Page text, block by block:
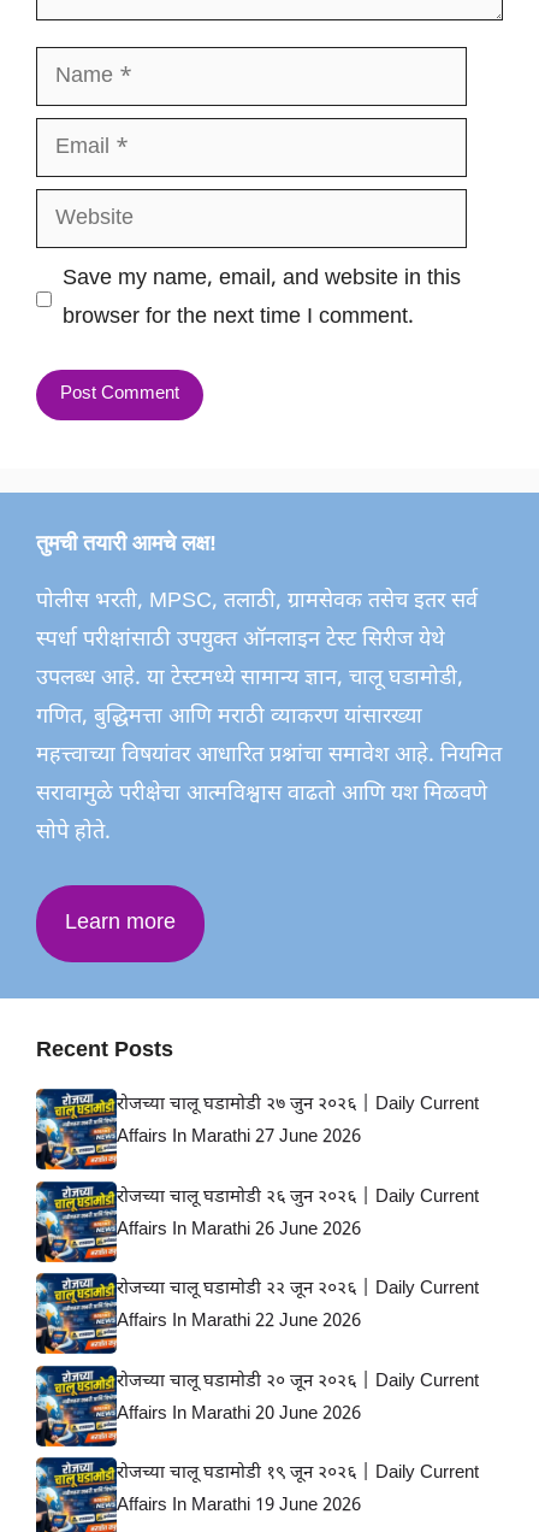
Name
Email
Website
Save my name, email, and website in this
browser for the next time I comment.
तुमची तयारी आमचे लक्ष!
पोलीस भरती, MPSC, तलाठी, ग्रामसेवक तसेच इतर सर्व
स्पर्धा परीक्षांसाठी उपयुक्त ऑनलाइन टेस्ट सिरीज येथे
उपलब्ध आहे. या टेस्टमध्ये सामान्य ज्ञान, चालू घडामोडी,
गणित, बुद्धिमत्ता आणि मराठी व्याकरण यांसारख्या
महत्त्वाच्या विषयांवर आधारित प्रश्नांचा समावेश आहे. नियमित
सरावामुळे परीक्षेचा आत्मविश्वास वाढतो आणि यश मिळवणे
सोपे होते.
Learn more
Recent Posts
रोजच्या चालू घडामोडी २७ जुन २०२६ | Daily Current
Affairs In Marathi 27 June 2026
रोजच्या चालू घडामोडी २६ जुन २०२६ | Daily Current
Affairs In Marathi 26 June 2026
रोजच्या चालू घडामोडी २२ जून २०२६ | Daily Current
Affairs In Marathi 22 June 2026
रोजच्या चालू घडामोडी २० जून २०२६ | Daily Current
Affairs In Marathi 20 June 2026
रोजच्या चालू घडामोडी १९ जून २०२६ | Daily Current
Affairs In Marathi 19 June 2026